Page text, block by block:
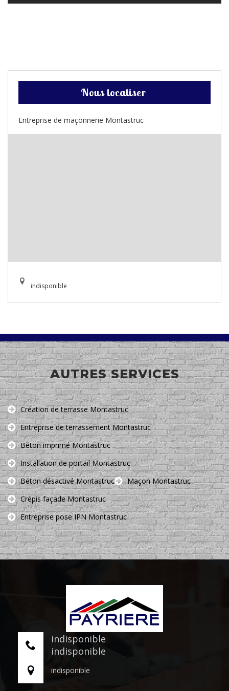
Nous localiser
Entreprise de maçonnerie Montastruc
indisponible
AUTRES SERVICES
Création de terrasse Montastruc
Entreprise de terrassement Montastruc
Béton imprimé Montastruc
Installation de portail Montastruc
Béton désactivé Montastruc
Maçon Montastruc
Crépis façade Montastruc
Entreprise pose IPN Montastruc
indisponible
indisponible
indisponible